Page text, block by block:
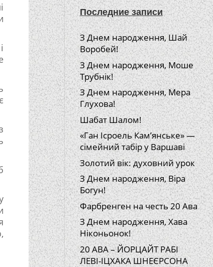
Последние записи
З Днем народження, Шай
Воробей!
З Днем народження, Моше
Трубнік!
З Днем народження, Мера
Глухова!
Шабат Шалом!
«Ган Ісроель Кам’янське» —
сімейний табір у Варшаві
Золотий вік: духовний урок
З Днем народження, Віра
Богун!
Фарбренген на честь 20 Ава
З Днем народження, Хава
Ніконьонок!
20 АВА – ЙОРЦАЙТ РАБІ
ЛЕВІ-ІЦХАКА ШНЕЄРСОНА